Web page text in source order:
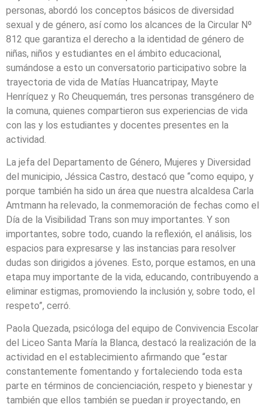
personas, abordó los conceptos básicos de diversidad
sexual y de género, así como los alcances de la Circular Nº
812 que garantiza el derecho a la identidad de género de
niñas, niños y estudiantes en el ámbito educacional,
sumándose a esto un conversatorio participativo sobre la
trayectoria de vida de Matías Huancatripay, Mayte
Henríquez y Ro Cheuquemán, tres personas transgénero de
la comuna, quienes compartieron sus experiencias de vida
con las y los estudiantes y docentes presentes en la
actividad.
La jefa del Departamento de Género, Mujeres y Diversidad
del municipio, Jéssica Castro, destacó que “como equipo, y
porque también ha sido un área que nuestra alcaldesa Carla
Amtmann ha relevado, la conmemoración de fechas como el
Día de la Visibilidad Trans son muy importantes. Y son
importantes, sobre todo, cuando la reflexión, el análisis, los
espacios para expresarse y las instancias para resolver
dudas son dirigidos a jóvenes. Esto, porque estamos, en una
etapa muy importante de la vida, educando, contribuyendo a
eliminar estigmas, promoviendo la inclusión y, sobre todo, el
respeto”, cerró.
Paola Quezada, psicóloga del equipo de Convivencia Escolar
del Liceo Santa María la Blanca, destacó la realización de la
actividad en el establecimiento afirmando que “estar
constantemente fomentando y fortaleciendo toda esta
parte en términos de concienciación, respeto y bienestar y
también que ellos también se puedan ir proyectando, en